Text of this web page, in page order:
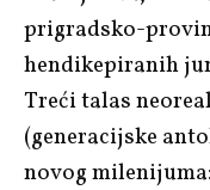
prigradsko-
hendikepiranih
Treći talas
(generacijske
novog milenijuma: